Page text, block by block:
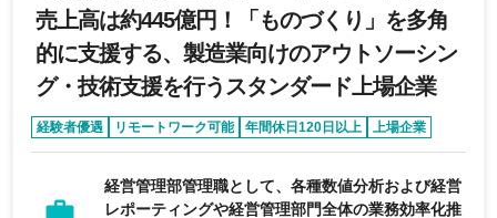
売上高は約445億円！「ものづくり」を多角
的に支援する、製造業向けのアウトソーシン
グ・技術支援を行うスタンダード上場企業
経験者優遇 リモートワーク可能 年間休日120日以上
上場企業
管理職・マネージャー
経営管理部管理職として、各種数値分析および経営
レポーティングや経営管理部門全体の業務効率化推